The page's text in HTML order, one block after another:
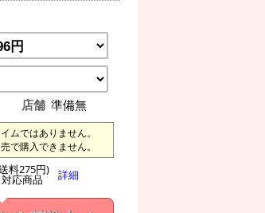
店舗 準備無
ムではありません。
で購入できません。
料275円)
対応商品 詳細